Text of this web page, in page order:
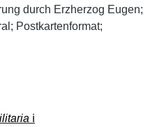
durch Erzherzog Eugen;
Postkartenformat;
ℹ️